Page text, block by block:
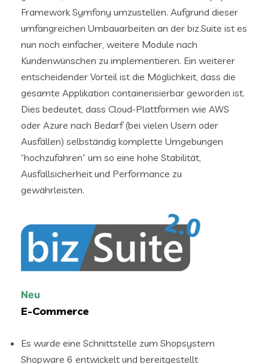
Framework Symfony umzustellen. Aufgrund dieser
umfangreichen Umbauarbeiten an der biz.Suite ist es
nun noch einfacher, weitere Module nach
Kundenwünschen zu implementieren. Ein weiterer
entscheidender Vorteil ist die Möglichkeit, dass die
gesamte Applikation containerisierbar geworden ist.
Dies bedeutet, dass Cloud-Plattformen wie AWS
oder Azure nach Bedarf (bei vielen Usern oder
Ausfällen) selbständig komplette Umgebungen
“hochzufahren” um so eine hohe Stabilität,
Ausfallsicherheit und Performance zu
gewährleisten.
Neu
E-Commerce
Es wurde eine Schnittstelle zum Shopsystem
Shopware 6 entwickelt und bereitgestellt